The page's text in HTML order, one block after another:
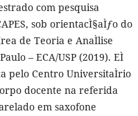
com pesquisa
sob orientacÌ§aÌƒo do
de Teoria e AnaÌlise
– ECA/USP (2019). EÌ
pelo Centro UniversitaÌrio
docente na referida
em saxofone